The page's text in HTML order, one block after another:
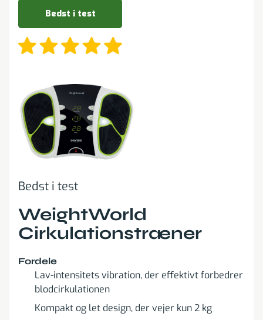
Bedst i test
Bedst i test
WeightWorld
Cirkulationstræner
Fordele
Lav-intensitets vibration, der effektivt forbedrer
blodcirkulationen
Kompakt og let design, der vejer kun 2 kg